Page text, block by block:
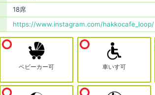
18席
https://www.instagram.com/hakkocafe_loop/
ベビーカー可 車いす可